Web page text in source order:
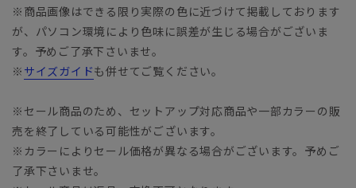
※商品画像はできる限り実際の色に近づけて掲載しております
が、パソコン環境により色味に誤差が生じる場合がございま
す。予めご了承下さいませ。
※ サイズガイドも併せてご覧ください。
※セール商品のため、セットアップ対応商品や一部カラーの販
売を終了している可能性がございます。
※カラーによりセール価格が異なる場合がございます。予めご
了承下さいませ。